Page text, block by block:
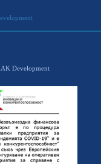
Development